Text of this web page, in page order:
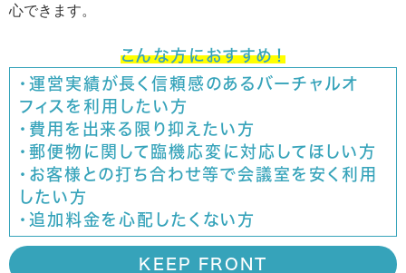
心できます。
こんな方におすすめ！
・運営実績が長く信頼感のあるバーチャルオ
フィスを利用したい方
・費用を出来る限り抑えたい方
・郵便物に関して臨機応変に対応してほしい方
・お客様との打ち合わせ等で会議室を安く利用
したい方
・追加料金を心配したくない方
KEEP FRONT